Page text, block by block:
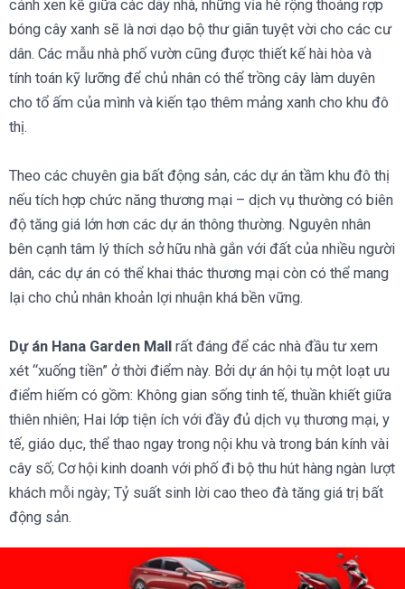
cảnh xen kẽ giữa các dãy nhà, những vỉa hè rộng thoáng rợp
bóng cây xanh sẽ là nơi dạo bộ thư giãn tuyệt vời cho các cư
dân. Các mẫu nhà phố vườn cũng được thiết kế hài hòa và
tính toán kỹ lưỡng để chủ nhân có thể trồng cây làm duyên
cho tổ ấm của mình và kiến tạo thêm mảng xanh cho khu đô
thị.
Theo các chuyên gia bất động sản, các dự án tầm khu đô thị
nếu tích hợp chức năng thương mại – dịch vụ thường có biên
độ tăng giá lớn hơn các dự án thông thường. Nguyên nhân
bên cạnh tâm lý thích sở hữu nhà gắn với đất của nhiều người
dân, các dự án có thể khai thác thương mại còn có thể mang
lại cho chủ nhân khoản lợi nhuận khá bền vững.
Dự án Hana Garden Mall
rất đáng để các nhà đầu tư xem
xét “xuống tiền” ở thời điểm này. Bởi dự án hội tụ một loạt ưu
điểm hiếm có gồm: Không gian sống tinh tế, thuần khiết giữa
thiên nhiên; Hai lớp tiện ích với đầy đủ dịch vụ thương mại, y
tế, giáo dục, thể thao ngay trong nội khu và trong bán kính vài
cây số; Cơ hội kinh doanh với phố đi bộ thu hút hàng ngàn lượt
khách mỗi ngày; Tỷ suất sinh lời cao theo đà tăng giá trị bất
động sản.